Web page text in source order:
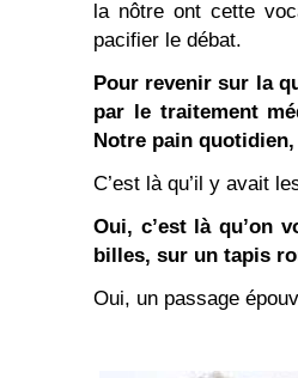
la nôtre ont cette
pacifier le débat.
Pour revenir sur la
par le traitement
Notre pain
C’est là qu’il y avait
Oui, c’est là qu’on
billes, sur un tapis
Oui, un passage